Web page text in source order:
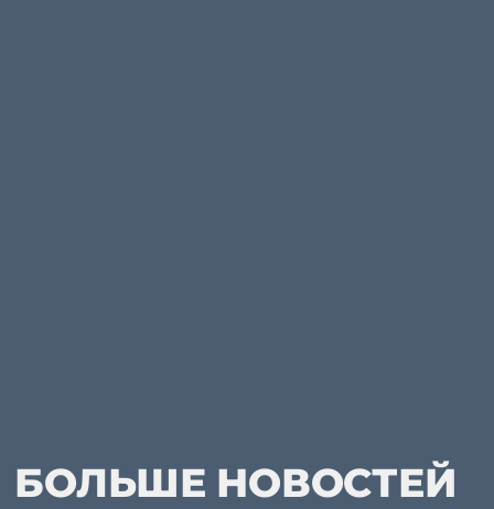
БОЛЬШЕ НОВОСТЕЙ